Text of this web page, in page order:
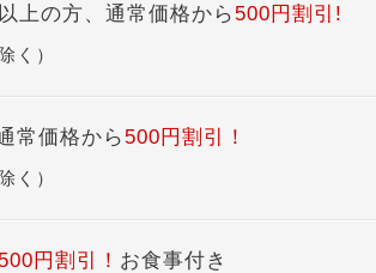
上の方、通常価格から 500円割引!
く）
常価格から 500円割引！
く）
500円割引！ お食事付き